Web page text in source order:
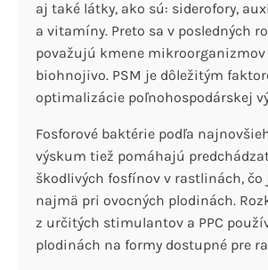
aj také látky, ako sú: siderofory,
a vitamíny. Preto sa v posledných
považujú kmene
biohnojivo. PSM je dôležitým
optimalizácie poľnohospodárskej
Fosforové baktérie podľa
výskum tiež pomáhajú
škodlivých fosfínov v rastlinách, čo
najmä pri ovocných plodinách.
z určitých stimulantov a PPC
plodinách na formy dostupné pre